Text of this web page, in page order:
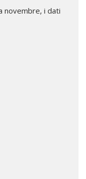
novembre, i dati